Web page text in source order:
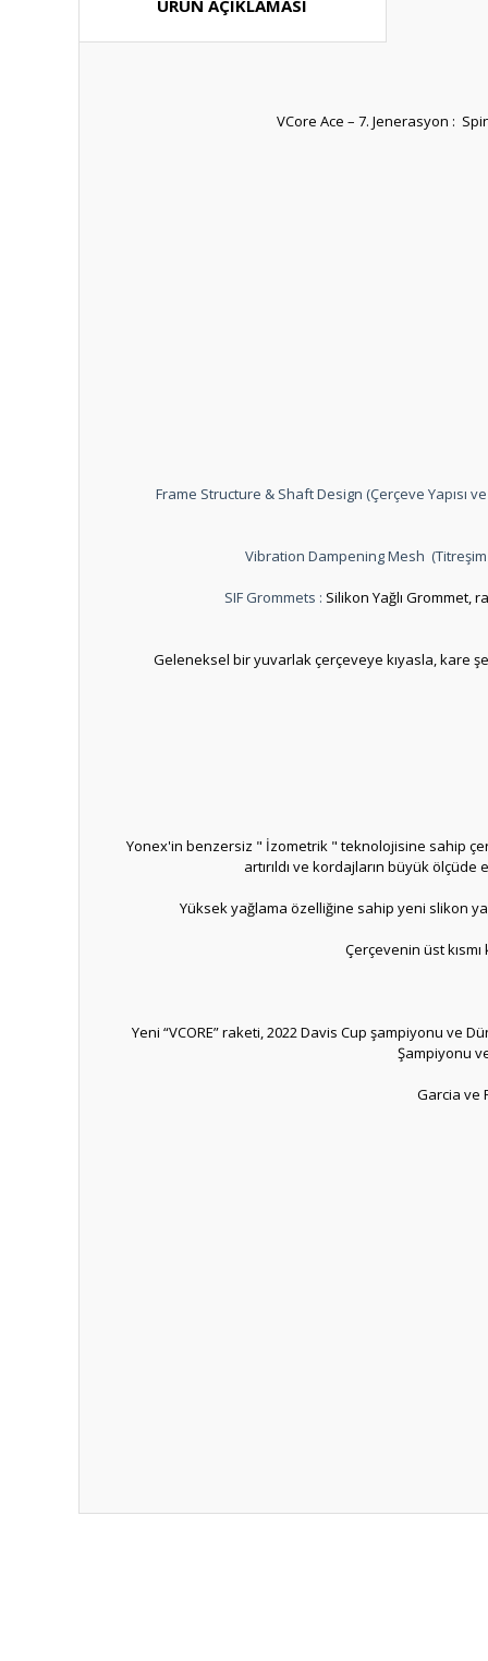
ÜRÜN AÇIKLAMASI
VCore Ace – 7. Jenerasyon :
Frame Structure & Shaft Design (Çerçeve Yapısı ve
Vibration Dampening Mesh (Titreşim
SIF Grommets : Silikon Yağlı Grommet,
Geleneksel bir yuvarlak çerçeveye kıyasla, kare
Yonex'in benzersiz " İzometrik " teknolojisine sahip
artırıldı ve kordajların büyük
Yüksek yağlama özelliğine sahip yeni slikon
Çerçevenin üst
Yeni “VCORE” raketi, 2022 Davis Cup şampiyonu ve
Şampiyonu
Garcia ve